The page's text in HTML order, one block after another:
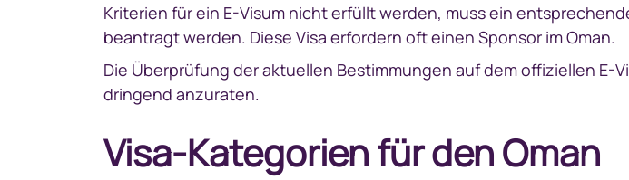
Kriterien für ein E-Visum nicht erfüllt werden, muss ein
beantragt werden. Diese Visa erfordern oft einen Sponsor im Oman.
Die Überprüfung der aktuellen Bestimmungen auf dem offiziellen E-
dringend anzuraten.
Visa-Kategorien für den Oman